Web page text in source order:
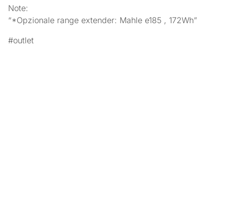
Note:
“*Opzionale range extender: Mahle e185 , 172Wh”
#outlet